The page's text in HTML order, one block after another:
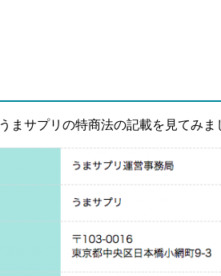
まサプリの特商法の記載を見てみま